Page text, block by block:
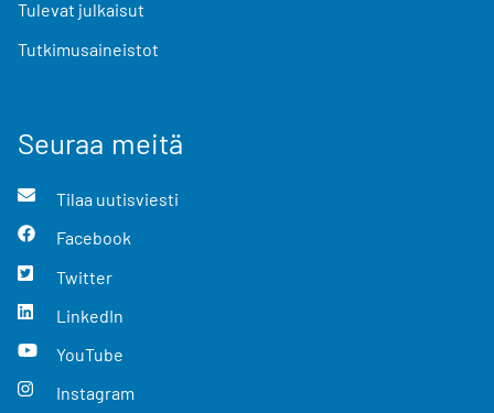
Tulevat julkaisut
Tutkimusaineistot
Seuraa meitä
Tilaa uutisviesti
Facebook
Twitter
LinkedIn
YouTube
Instagram